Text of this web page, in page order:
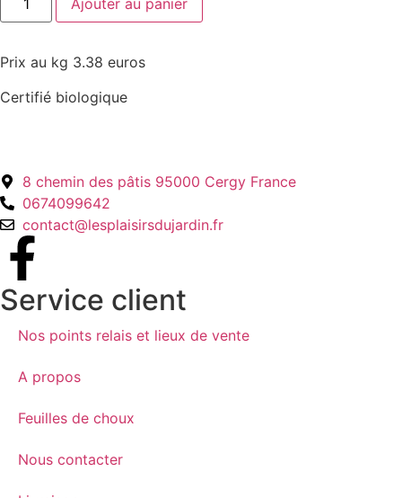
Ajouter au panier
Prix au kg 3.38 euros
Certifié biologique
8 chemin des pâtis 95000 Cergy France
0674099642
contact@lesplaisirsdujardin.fr
Service client
Nos points relais et lieux de vente
A propos
Feuilles de choux
Nous contacter